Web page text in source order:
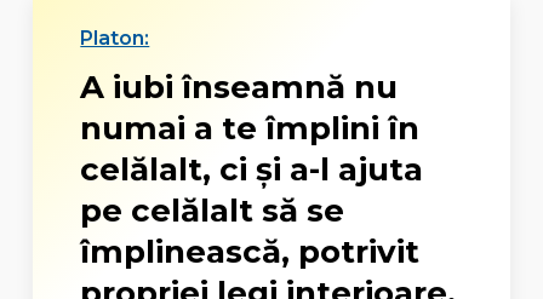
Platon:
A iubi înseamnă nu
numai a te împlini în
celălalt, ci şi a-l ajuta
pe celălalt să se
împlinească, potrivit